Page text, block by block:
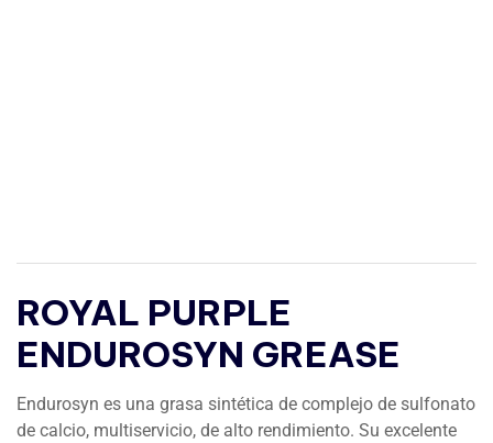
ROYAL PURPLE
ENDUROSYN GREASE
Endurosyn es una grasa sintética de complejo de sulfonato
de calcio, multiservicio, de alto rendimiento. Su excelente